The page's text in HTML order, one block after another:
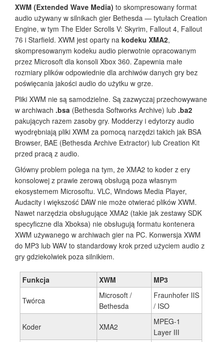
XWM (Extended Wave Media) to skompresowany format
audio używany w silnikach gier Bethesda — tytułach Creation
Engine, w tym The Elder Scrolls V: Skyrim, Fallout 4, Fallout
76 i Starfield. XWM jest oparty na kodeku XMA2,
skompresowanym kodeku audio pierwotnie opracowanym
przez Microsoft dla konsoli Xbox 360. Zapewnia małe
rozmiary plików odpowiednie dla archiwów danych gry bez
poświęcania jakości audio do użytku w grze.
Pliki XWM nie są samodzielne. Są zazwyczaj przechowywane
w archiwach .bsa (Bethesda Softworks Archive) lub .ba2
pakujących razem zasoby gry. Modderzy i edytorzy audio
wyodrębniają pliki XWM za pomocą narzędzi takich jak BSA
Browser, BAE (Bethesda Archive Extractor) lub Creation Kit
przed pracą z audio.
Główny problem polega na tym, że XMA2 to koder z ery
konsolowej z prawie zerową obsługą poza własnym
ekosystemem Microsoftu. VLC, Windows Media Player,
Audacity i większość DAW nie może otwierać plików XWM.
Nawet narzędzia obsługujące XMA2 (takie jak zestawy SDK
specyficzne dla Xboksa) nie obsługują formatu kontenera
XWM używanego w archiwach gier na PC. Konwersja XWM
do MP3 lub WAV to standardowy krok przed użyciem audio z
gry gdziekolwiek poza silnikiem.
Funkcja XWM MP3
Twórca
Microsoft /
Bethesda
Fraunhofer IIS
/ ISO
Koder XMA2
MPEG-1
Layer III